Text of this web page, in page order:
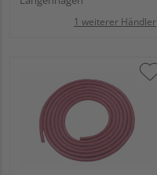
1 weiterer Händler